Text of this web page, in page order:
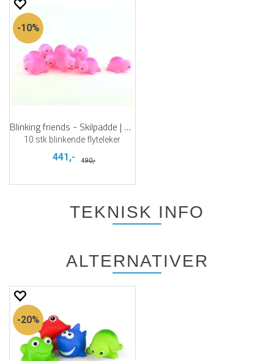
10%
Blinking friends - Skilpadde | 10 stk
10 stk blinkende flyteleker
441,- 490,-
TEKNISK INFO
ALTERNATIVER
20%